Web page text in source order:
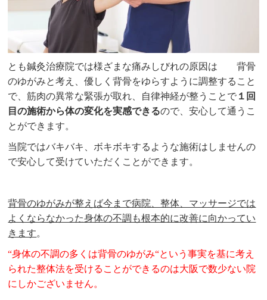
とも鍼灸治療院では様ざまな痛みしびれの原因は 背骨
のゆがみと考え、優しく背骨をゆらすように調整すること
で、筋肉の異常な緊張が取れ、自律神経が整うことで １回
目の施術から体の変化を実感できるので、安心して通うこ
とができます。
当院ではバキバキ、ボキボキするような施術はしませんの
で安心して受けていただくことができます。
背骨のゆがみが整えば今まで病院、整体、マッサージでは
よくならなかった身体の不調も根本的に改善に向かってい
きます。
“身体の不調の多くは背骨のゆがみ“という事実を基に考え
られた整体法を受けることができるのは大阪で数少ない院
にしかございません。